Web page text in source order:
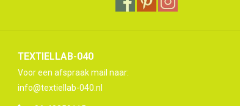
TEXTIELLAB-040
Voor een afspraak mail naar:
info@textiellab-040.nl